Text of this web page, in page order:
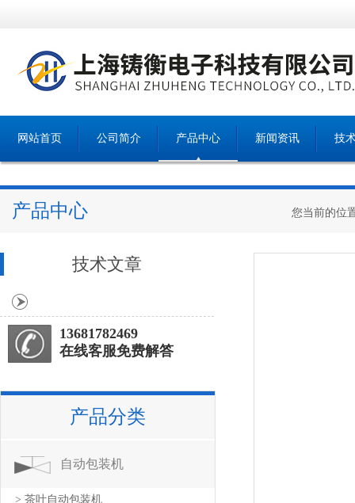
网站首页 公司简介 产品中心 新闻资讯 技
产品中心 您当前的位
技术文章
13681782469
在线客服免费解答
产品分类
自动包装机
> 茶叶自动包装机